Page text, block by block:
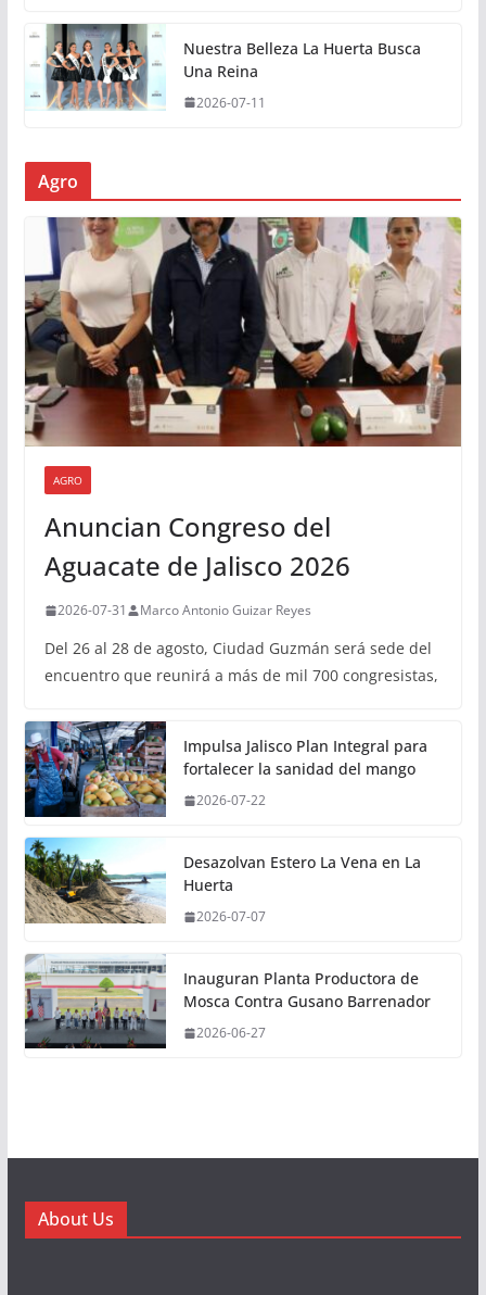
Nuestra Belleza La Huerta Busca
Una Reina
2026-07-11
Agro
AGRO
Anuncian Congreso del
Aguacate de Jalisco 2026
2026-07-31 Marco Antonio Guizar Reyes
Del 26 al 28 de agosto, Ciudad Guzmán será sede del
encuentro que reunirá a más de mil 700 congresistas,
Impulsa Jalisco Plan Integral para
fortalecer la sanidad del mango
2026-07-22
Desazolvan Estero La Vena en La
Huerta
2026-07-07
Inauguran Planta Productora de
Mosca Contra Gusano Barrenador
2026-06-27
About Us